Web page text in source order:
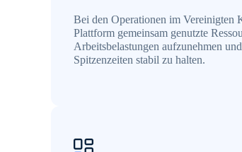
Bei den Operationen im Vereinigten
Plattform gemeinsam genutzte
Arbeitsbelastungen aufzunehmen
Spitzenzeiten stabil zu halten.